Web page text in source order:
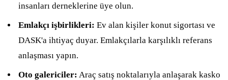
insanları derneklerine üye olun.
Emlakçı işbirlikleri: Ev alan kişiler konut sigortası ve
DASK'a ihtiyaç duyar. Emlakçılarla karşılıklı referans
anlaşması yapın.
Oto galericiler: Araç satış noktalarıyla anlaşarak kasko